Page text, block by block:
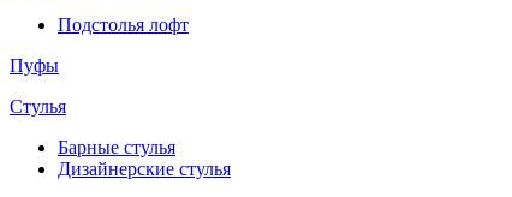
Подстолья лофт
Пуфы
Стулья
Барные cтулья
Дизайнерские cтулья